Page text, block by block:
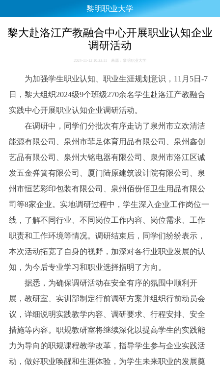
黎明职业大学
黎大赴洛江产教融合中心开展职业认知企业
调研活动
2024-11-12 10:33:11 来源：黎明职业大学
为加强学生职业认知、职业生涯规划意识，11月5日-7
日，黎大组织2024级9个班级270余名学生赴洛江产教融合
实践中心开展职业认知企业调研活动。
在调研中，同学们分批次有序走访了泉州市立欢清洁
能源有限公司、泉州市菲足体育用品有限公司、泉州鑫创
艺品有限公司、泉州大铭电器有限公司、泉州市洛江区诚
发五金弹簧有限公司、厦门陆原建筑设计院有限公司、泉
州市恒艺彩印包装有限公司、泉州佰份佰卫生用品有限公
司等8家企业。实地调研过程中，学生深入企业工作岗位一
线，了解不同行业、不同岗位工作内容、岗位需求、工作
职责和工作环境等情况。调研结束后，同学们纷纷表示，
本次活动拓宽了自身的视野，加深对各行业职业发展的认
知，为今后专业学习和职业选择指明了方向。
据悉，为确保调研活动在安全有序的氛围中顺利开
展，教研室、实训部制定行前调研方案并组织行前动员会
议，详细说明实践教学内容、调研要求、行程安排、安全
措施等内容。职规教研室将继续深化以提高学生的实践能
力为导向的职规课程教学改革，指导学生参与企业实践活
动，做好职业唤醒和生涯体验，为学生未来职业的发展奠